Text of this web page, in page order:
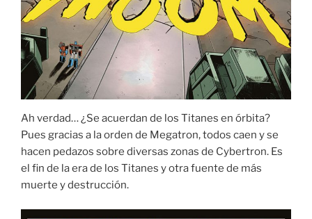
Ah verdad… ¿Se acuerdan de los Titanes en órbita?
Pues gracias a la orden de Megatron, todos caen y se
hacen pedazos sobre diversas zonas de Cybertron. Es
el fin de la era de los Titanes y otra fuente de más
muerte y destrucción.